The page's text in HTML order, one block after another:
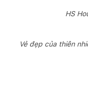
HS
Vẻ đẹp của thiên